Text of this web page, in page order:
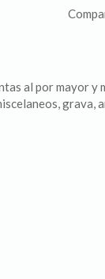
al por mayor y
grava,